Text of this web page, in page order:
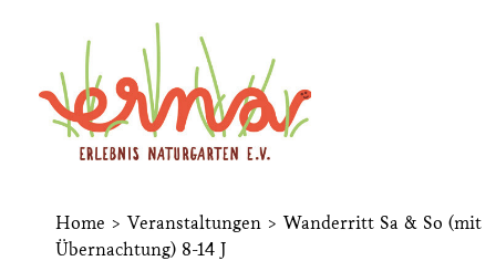
Home >Veranstaltungen > Wanderritt Sa & So (mit
Übernachtung) 8-14 J